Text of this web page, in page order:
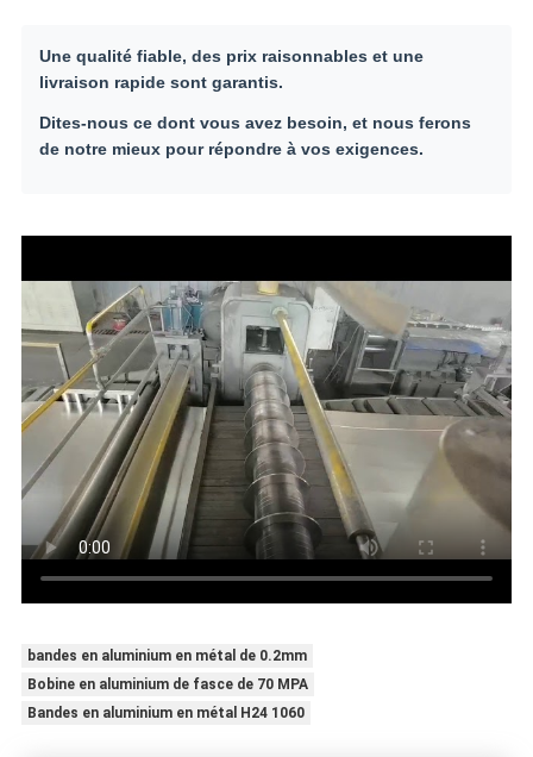
Une qualité fiable, des prix raisonnables et une
livraison rapide sont garantis.
Dites-nous ce dont vous avez besoin, et nous ferons
de notre mieux pour répondre à vos exigences.
bandes en aluminium en métal de 0.2mm
Bobine en aluminium de fasce de 70 MPA
Bandes en aluminium en métal H24 1060